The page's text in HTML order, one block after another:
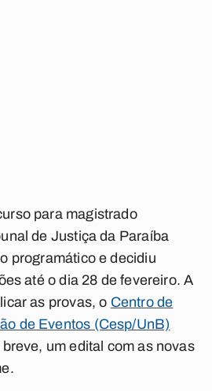
para magistrado
de Justiça da Paraíba
programático e decidiu
até o dia 28 de fevereiro. A
as provas, o Centro de
de Eventos (Cesp/UnB)
um edital com as novas